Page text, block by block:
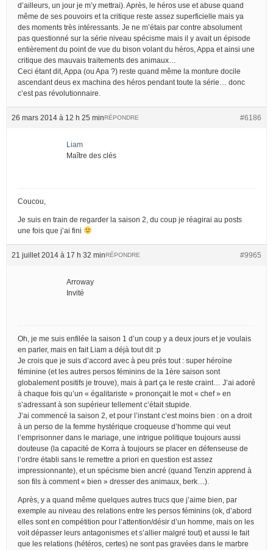
d’ailleurs, un jour je m’y mettrai). Après, le héros use et abuse quand
même de ses pouvoirs et la critique reste assez superficielle mais ya
des moments très intéressants. Je ne m’étais par contre absolument
pas questionné sur la série niveau spécisme mais il y avait un épisode
entièrement du point de vue du bison volant du héros, Appa et ainsi une
critique des mauvais traitements des animaux…
Ceci étant dit, Appa (ou Apa ?) reste quand même la monture docile
ascendant deus ex machina des héros pendant toute la série… donc
c’est pas révolutionnaire.
26 mars 2014 à 12 h 25 min #6186
RÉPONDRE
Liam
Maître des clés
Coucou,
Je suis en train de regarder la saison 2, du coup je réagirai au posts
une fois que j’ai fini
21 juillet 2014 à 17 h 32 min #9965
RÉPONDRE
Arroway
Invité
Oh, je me suis enfilée la saison 1 d’un coup y a deux jours et je voulais
en parler, mais en fait Liam a déjà tout dit :p
Je crois que je suis d’accord avec à peu près tout : super héroïne
féminine (et les autres persos féminins de la 1ère saison sont
globalement positifs je trouve), mais à part ça le reste craint… J’ai adoré
à chaque fois qu’un « égalitariste » prononçait le mot « chef » en
s’adressant à son supérieur tellement c’était stupide.
J’ai commencé la saison 2, et pour l’instant c’est moins bien : on a droit
à un perso de la femme hystérique croqueuse d’homme qui veut
l’emprisonner dans le mariage, une intrigue politique toujours aussi
douteuse (la capacité de Korra à toujours se placer en défenseuse de
l’ordre établi sans le remettre a priori en question est assez
impressionnante), et un spécisme bien ancré (quand Tenzin apprend à
son fils à comment « bien » dresser des animaux, berk…).
Après, y a quand même quelques autres trucs que j’aime bien, par
exemple au niveau des relations entre les persos féminins (ok, d’abord
elles sont en compétition pour l’attention/désir d’un homme, mais on les
voit dépasser leurs antagonismes et s’allier malgré tout) et aussi le fait
que les relations (hétéros, certes) ne sont pas gravées dans le marbre